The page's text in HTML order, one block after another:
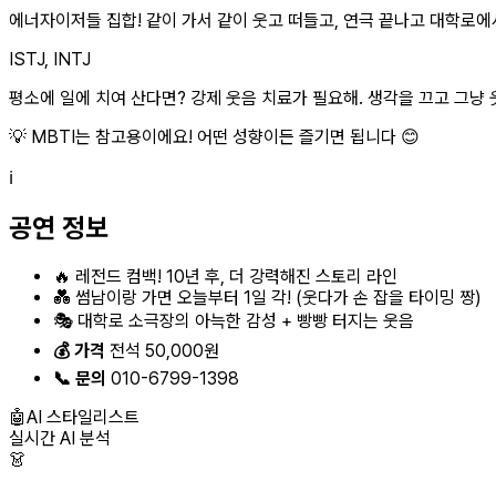
에너자이저들 집합! 같이 가서 같이 웃고 떠들고, 연극 끝나고 대학로
ISTJ, INTJ
평소에 일에 치여 산다면? 강제 웃음 치료가 필요해. 생각을 끄고 그
💡 MBTI는 참고용이에요! 어떤 성향이든 즐기면 됩니다 😊
ℹ️
공연 정보
🔥 레전드 컴백! 10년 후, 더 강력해진 스토리 라인
💑 썸남이랑 가면 오늘부터 1일 각! (웃다가 손 잡을 타이밍 짱)
🎭 대학로 소극장의 아늑한 감성 + 빵빵 터지는 웃음
💰 가격 전석 50,000원
📞 문의 010-6799-1398
🤖AI 스타일리스트
실시간 AI 분석
👗